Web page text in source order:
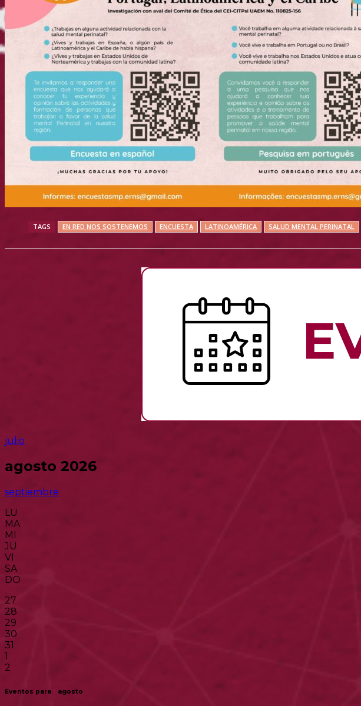
TAGS EN RED NOS SOSTENEMOS ENCUESTA LATINOAMÉRICA SALUD MENTAL PERINATAL
julio
agosto 2026
septiembre
LU
MA
MI
JU
VI
SA
DO
27
28
29
30
31
1
2
Eventos para agosto